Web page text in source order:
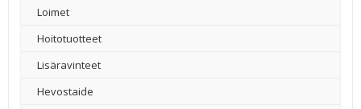
Loimet
Hoitotuotteet
Lisäravinteet
Hevostaide